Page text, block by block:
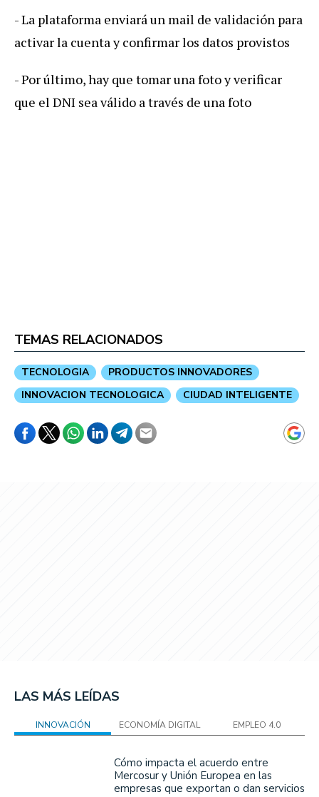
- La plataforma enviará un mail de validación para
activar la cuenta y confirmar los datos provistos
- Por último, hay que tomar una foto y verificar
que el DNI sea válido a través de una foto
TEMAS RELACIONADOS
TECNOLOGIA
PRODUCTOS INNOVADORES
INNOVACION TECNOLOGICA
CIUDAD INTELIGENTE
LAS MÁS LEÍDAS
INNOVACIÓN ECONOMÍA DIGITAL EMPLEO 4.0
Cómo impacta el acuerdo entre
Mercosur y Unión Europea en las
empresas que exportan o dan servicios